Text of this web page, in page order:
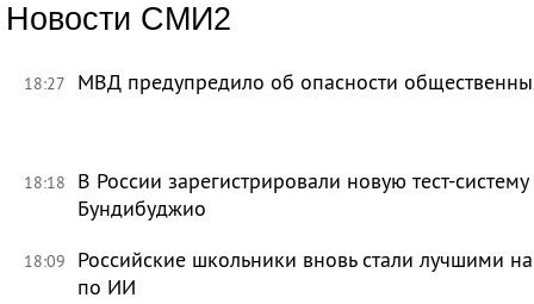
Новости СМИ2
18:27 МВД предупредило об опасности
18:18
В России зарегистрировали новую тест-
Бундибуджио
18:09
Российские школьники вновь стали лучшими
по ИИ